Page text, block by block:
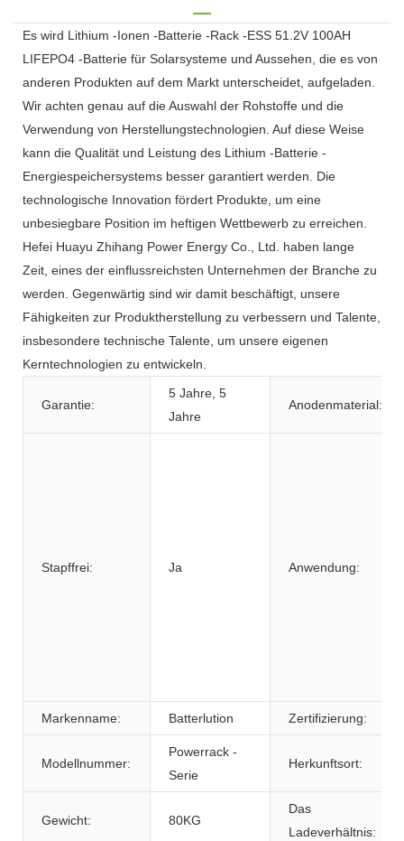
Es wird Lithium -Ionen -Batterie -Rack -ESS 51.2V 100AH ​​
LIFEPO4 -Batterie für Solarsysteme und Aussehen, die es von
anderen Produkten auf dem Markt unterscheidet, aufgeladen.
Wir achten genau auf die Auswahl der Rohstoffe und die
Verwendung von Herstellungstechnologien. Auf diese Weise
kann die Qualität und Leistung des Lithium -Batterie -
Energiespeichersystems besser garantiert werden. Die
technologische Innovation fördert Produkte, um eine
unbesiegbare Position im heftigen Wettbewerb zu erreichen.
Hefei Huayu Zhihang Power Energy Co., Ltd. haben lange
Zeit, eines der einflussreichsten Unternehmen der Branche zu
werden. Gegenwärtig sind wir damit beschäftigt, unsere
Fähigkeiten zur Produktherstellung zu verbessern und Talente,
insbesondere technische Talente, um unsere eigenen
Kerntechnologien zu entwickeln.
Garantie:
5 Jahre, 5
Jahre
Anodenmaterial:
Stapffrei: Ja Anwendung:
Markenname: Batterlution Zertifizierung:
Modellnummer:
Powerrack -
Serie
Herkunftsort:
Gewicht: 80KG
Das
Ladeverhältnis: